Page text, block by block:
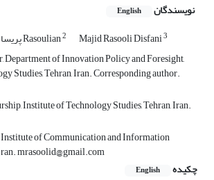
نویسندگان English
پریسا Rasoulian2 Majid Rasooli Disfani3
Department of Innovation Policy and Foresight,
Studies, Tehran, Iran. Corresponding author.
Institute of Technology Studies, Tehran, Iran.
Institute of Communication and Information
mrasoolid@gmail.com
چکیده
English